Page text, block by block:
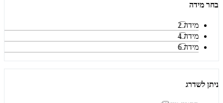
בחר מידה
מידה 2
מידה 4
מידה 6
ניתן לשדרג